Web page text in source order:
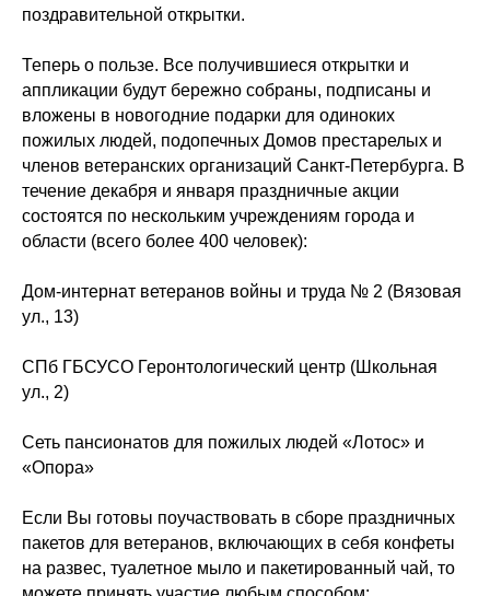
поздравительной открытки.
Теперь о пользе. Все получившиеся открытки и
аппликации будут бережно собраны, подписаны и
вложены в новогодние подарки для одиноких
пожилых людей, подопечных Домов престарелых и
членов ветеранских организаций Санкт-Петербурга. В
течение декабря и января праздничные акции
состоятся по нескольким учреждениям города и
области (всего более 400 человек):
Дом-интернат ветеранов войны и труда № 2 (Вязовая
ул., 13)
СПб ГБСУСО Геронтологический центр (Школьная
ул., 2)
Сеть пансионатов для пожилых людей «Лотос» и
«Опора»
Если Вы готовы поучаствовать в сборе праздничных
пакетов для ветеранов, включающих в себя конфеты
на развес, туалетное мыло и пакетированный чай, то